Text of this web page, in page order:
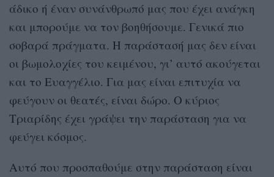
άδικο ή έναν συνάνθρωπό μας που έχει ανάγκη
και μπορούμε να τον βοηθήσουμε. Γενικά πιο
σοβαρά πράγματα. Η παράστασή μας δεν είναι
οι βωμολοχίες του κειμένου, γι’ αυτό ακούγεται
και το Ευαγγέλιο. Για μας είναι επιτυχία να
φεύγουν οι θεατές, είναι δώρο. Ο κύριος
Τριαρίδης έχει γράψει την παράσταση για να
φεύγει κόσμος.
Αυτό που προσπαθούμε στην παράσταση είναι